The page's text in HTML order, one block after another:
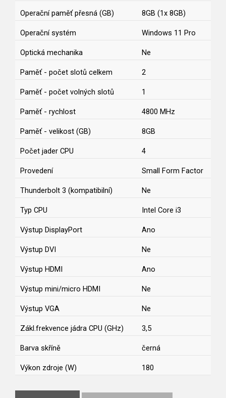
Operační paměť přesná (GB) 8GB (1x 8GB)
Operační systém Windows 11 Pro
Optická mechanika Ne
Paměť - počet slotů celkem 2
Paměť - počet volných slotů 1
Paměť - rychlost 4800 MHz
Paměť - velikost (GB) 8GB
Počet jader CPU 4
Provedení Small Form Factor
Thunderbolt 3 (kompatibilní) Ne
Typ CPU Intel Core i3
Výstup DisplayPort Ano
Výstup DVI Ne
Výstup HDMI Ano
Výstup mini/micro HDMI Ne
Výstup VGA Ne
Zákl.frekvence jádra CPU (GHz) 3,5
Barva skříně černá
Výkon zdroje (W) 180